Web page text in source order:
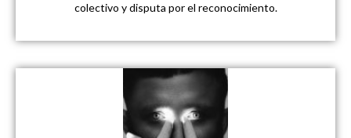
colectivo y disputa por el reconocimiento.